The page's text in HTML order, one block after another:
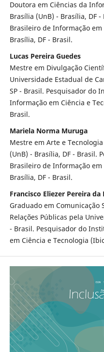
Doutora em Ciências da
Brasília (UnB) - Brasília, DF
Brasileiro de Informação
Brasília, DF - Brasil.
Lucas Pereira Guedes
Mestre em Divulgação
Universidade Estadual de
SP - Brasil. Pesquisador do
Informação em Ciência e
Brasil.
Mariela Norma Muruga
Mestre em Arte e
(UnB) - Brasília, DF - Brasil.
Brasileiro de Informação
Brasília, DF - Brasil.
Francisco Eliezer Pereira da
Graduado em Comunicação
Relações Públicas pela
- Brasil. Pesquisador do
em Ciência e Tecnologia